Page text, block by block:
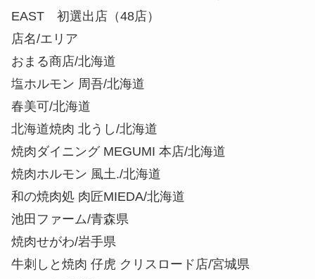
EAST 初選出店（48店）
店名/エリア
おまる商店/北海道
塩ホルモン 周吾/北海道
春美可/北海道
北海道焼肉 北うし/北海道
焼肉ダイニング MEGUMI 本店/北海道
焼肉ホルモン 風土./北海道
和の焼肉処 肉匠MIEDA/北海道
池田ファーム/青森県
焼肉せがわ/岩手県
牛刺しと焼肉 仔虎 クリスロード店/宮城県